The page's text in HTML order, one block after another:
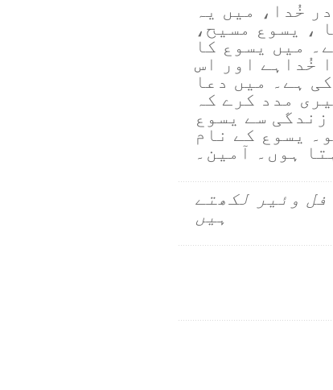
خُدا، میں یہ
، یسوع مسیح،
میں یسوع کا
خُداہے اور اس
ہے۔ میں دعا
مدد کرے کہ
سے یسوع
یسوع کے نام
ہوں۔ آمین۔
فل وئیر لکھتے
ہیں